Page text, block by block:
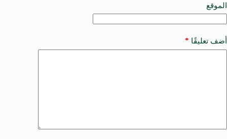
الموقع
أضف تعليقًا *
e
: